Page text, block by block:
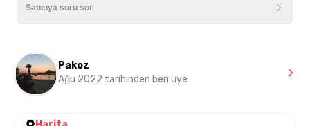
Pakoz
Ağu 2022 tarihinden beri üye